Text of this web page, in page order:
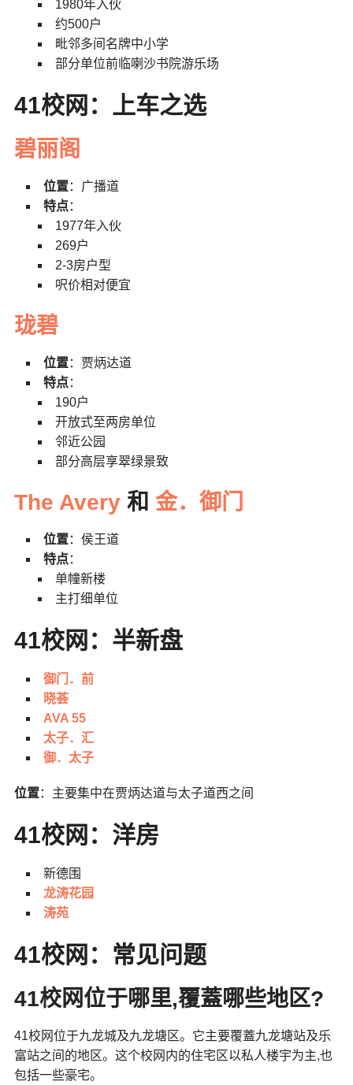
1980年入伙
约500户
毗邻多间名牌中小学
部分单位前临喇沙书院游乐场
41校网：上车之选
碧丽阁
位置：广播道
特点：
1977年入伙
269户
2-3房户型
呎价相对便宜
珑碧
位置：贾炳达道
特点：
190户
开放式至两房单位
邻近公园
部分高层享翠绿景致
The Avery和 金．御门
位置：侯王道
特点：
单幢新楼
主打细单位
41校网：半新盘
御门．前
晓荟
AVA 55
太子．汇
御．太子
位置：主要集中在贾炳达道与太子道西之间
41校网：洋房
新德围
龙涛花园
涛苑
41校网：常见问题
41校网位于哪里,覆蓋哪些地区?
41校网位于九龙城及九龙塘区。它主要覆蓋九龙塘站及乐
富站之间的地区。这个校网内的住宅区以私人楼宇为主,也
包括一些豪宅。